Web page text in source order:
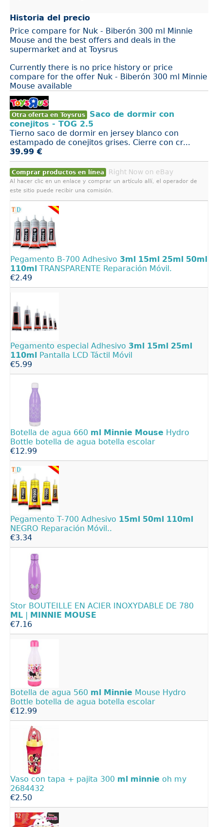
Historia del precio
Price compare for Nuk - Biberón 300 ml Minnie
Mouse and the best offers and deals in the
supermarket and at Toysrus
Currently there is no price history or price
compare for the offer Nuk - Biberón 300 ml Minnie
Mouse available
Otra oferta en Toysrus
Saco de dormir con
conejitos - TOG 2.5
Tierno saco de dormir en jersey blanco con
estampado de conejitos grises. Cierre con cr...
39.99 €
Comprar productos en línea Right Now on eBay
Al hacer clic en un enlace y comprar un artículo allí, el operador de
este sitio puede recibir una comisión.
Pegamento B-700 Adhesivo 3ml 15ml 25ml 50ml
110ml TRANSPARENTE Reparación Móvil.
€2.49
Pegamento especial Adhesivo 3ml 15ml 25ml
110ml Pantalla LCD Táctil Móvil
€5.99
Botella de agua 660 ml Minnie Mouse Hydro
Bottle botella de agua botella escolar
€12.99
Pegamento T-700 Adhesivo 15ml 50ml 110ml
NEGRO Reparación Móvil..
€3.34
Stor BOUTEILLE EN ACIER INOXYDABLE DE 780
ML | MINNIE MOUSE
€7.16
Botella de agua 560 ml Minnie Mouse Hydro
Bottle botella de agua botella escolar
€12.99
Vaso con tapa + pajita 300 ml minnie oh my
2684432
€2.50